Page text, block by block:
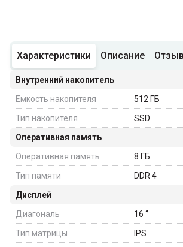
Характеристики Описание
Внутренний накопитель
Емкость накопителя
512 ГБ
Тип накопителя
SSD
Оперативная память
Оперативная память
8 ГБ
Тип памяти
DDR 4
Дисплей
Диагональ
16 ‘’
Тип матрицы
IPS